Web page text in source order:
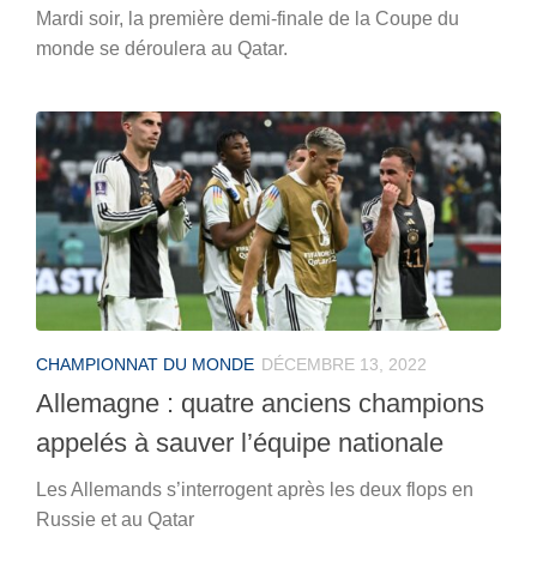
Mardi soir, la première demi-finale de la Coupe du
monde se déroulera au Qatar.
CHAMPIONNAT DU MONDE DÉCEMBRE 13, 2022
Allemagne : quatre anciens champions
appelés à sauver l’équipe nationale
Les Allemands s’interrogent après les deux flops en
Russie et au Qatar